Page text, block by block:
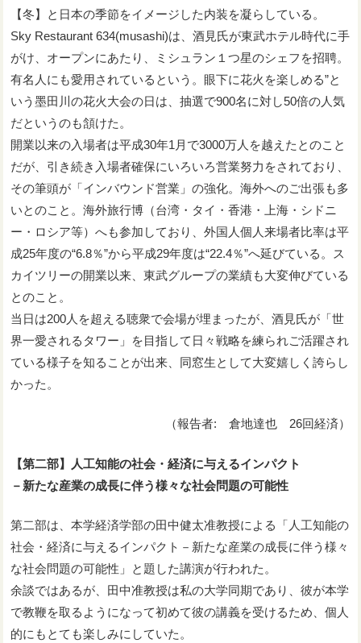
【冬】と日本の季節をイメージした内装を凝らしている。
Sky Restaurant 634(musashi)は、酒見氏が東武ホテル時代に手
がけ、オープンにあたり、ミシュラン１つ星のシェフを招聘。
有名人にも愛用されているという。眼下に花火を楽しめる”と
いう墨田川の花火大会の日は、抽選で900名に対し50倍の人気
だというのも頷けた。
開業以来の入場者は平成30年1月で3000万人を越えたとのこと
だが、引き続き入場者確保にいろいろ営業努力をされており、
その筆頭が「インバウンド営業」の強化。海外へのご出張も多
いとのこと。海外旅行博（台湾・タイ・香港・上海・シドニ
ー・ロシア等）へも参加しており、外国人個人来場者比率は平
成25年度の“6.8％”から平成29年度は“22.4％”へ延びている。ス
カイツリーの開業以来、東武グループの業績も大変伸びている
とのこと。
当日は200人を超える聴衆で会場が埋まったが、酒見氏が「世
界一愛されるタワー」を目指して日々戦略を練られご活躍され
ている様子を知ることが出来、同窓生として大変嬉しく誇らし
かった。
（報告者: 倉地達也 26回経済）
【第二部】人工知能の社会・経済に与えるインパクト
－新たな産業の成長に伴う様々な社会問題の可能性
第二部は、本学経済学部の田中健太准教授による「人工知能の
社会・経済に与えるインパクト－新たな産業の成長に伴う様々
な社会問題の可能性」と題した講演が行われた。
余談ではあるが、田中准教授は私の大学同期であり、彼が本学
で教鞭を取るようになって初めて彼の講義を受けるため、個人
的にもとても楽しみにしていた。